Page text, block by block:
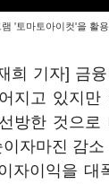
'토마토아이컷'을 활
희 기자] 금
지고 있지만
방한 것으로
자마진 감
자이익을 대